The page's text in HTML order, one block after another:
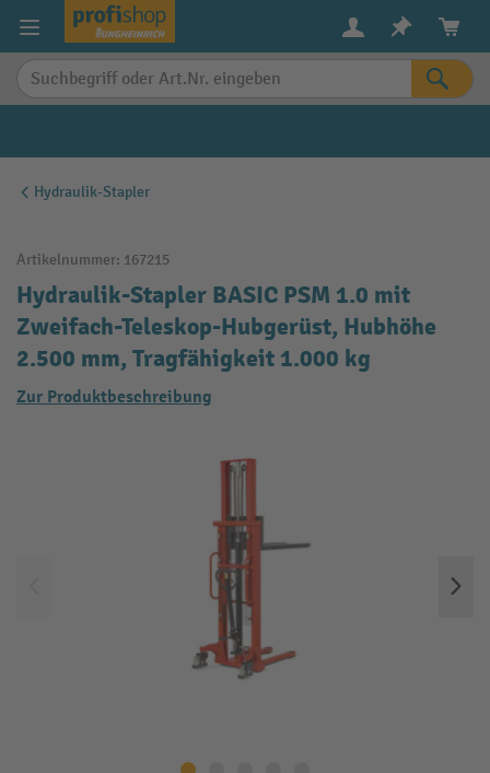
springen
Hydraulik-Stapler
Artikelnummer: 167215
Hydraulik-Stapler BASIC PSM 1.0 mit
Zweifach-Teleskop-Hubgerüst, Hubhöhe
2.500 mm, Tragfähigkeit 1.000 kg
Zur Produktbeschreibung